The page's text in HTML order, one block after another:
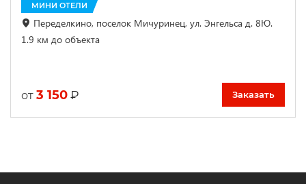
МИНИ ОТЕЛИ
Переделкино, поселок Мичуринец, ул. Энгельса д. 8Ю.
1.9 км до объекта
от 3 150 ₽ Заказать